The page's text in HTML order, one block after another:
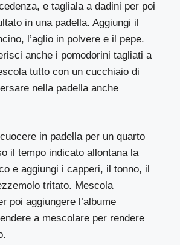
e tagliala a dadini per poi
in una padella. Aggiungi il
l’aglio in polvere e il pepe.
anche i pomodorini tagliati a
tutto con un cucchiaio di
nella padella anche
in padella per un quarto
il tempo indicato allontana la
e aggiungi i capperi, il tonno, il
tritato. Mescola
poi aggiungere l’albume
a mescolare per rendere